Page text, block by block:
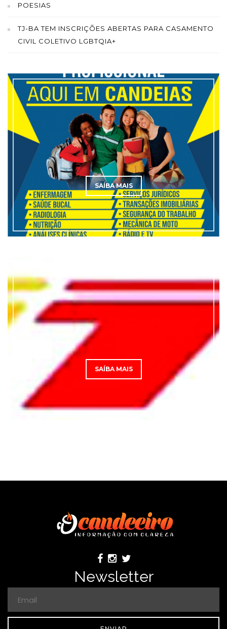
POESIAS
TJ-BA TEM INSCRIÇÕES ABERTAS PARA CASAMENTO
CIVIL COLETIVO LGBTQIA+
SAÍBA MAIS
SAÍBA MAIS
Newsletter